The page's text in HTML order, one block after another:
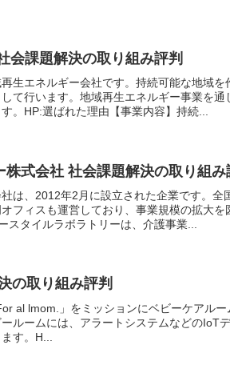
会課題解決の取り組み評判
生エネルギー会社です。持続可能な地域を
て行います。地域再生エネルギー事業を通
。HP:選ばれた理由【事業内容】持続...
式会社 社会課題解決の取り組み
は、2012年2月に設立された企業です。全
フィスも運営しており、事業規模の拡大を
スタイルラボラトリーは、介護事業...
の取り組み評判
al lmom.」をミッションにベビーケアルー
ルームには、アラートシステムなどのIoT
す。H...